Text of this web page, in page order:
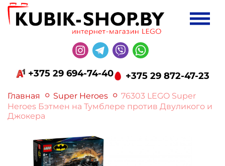
+375 29 694-74-40 +375 29 872-47-23
Главная Super Heroes
76303 LEGO Super
Heroes Бэтмен на Тумблере против Двуликого и
Джокера